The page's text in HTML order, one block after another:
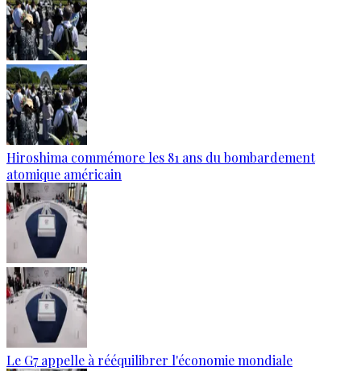
Hiroshima commémore les 81 ans du bombardement
atomique américain
Le G7 appelle à rééquilibrer l'économie mondiale